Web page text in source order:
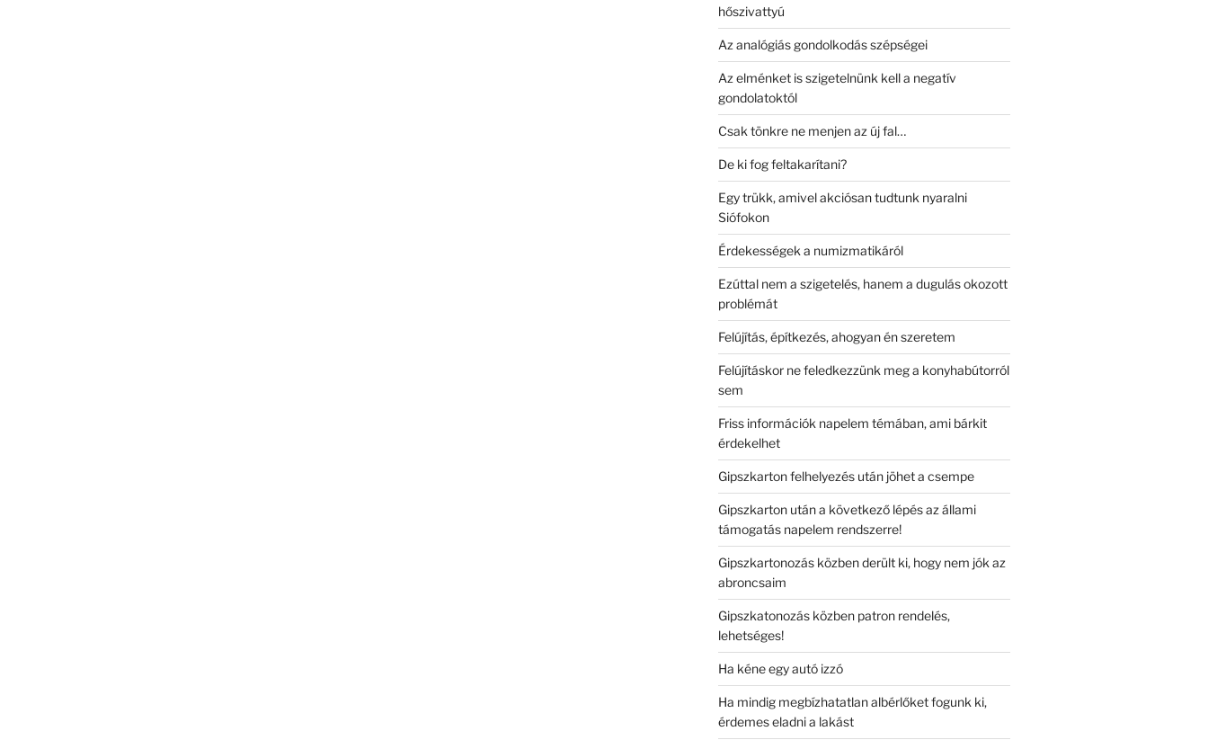
hőszivattyú
Az analógiás gondolkodás szépségei
Az elménket is szigetelnünk kell a negatív
gondolatoktól
Csak tönkre ne menjen az új fal…
De ki fog feltakarítani?
Egy trükk, amivel akciósan tudtunk nyaralni
Siófokon
Érdekességek a numizmatikáról
Ezúttal nem a szigetelés, hanem a dugulás okozott
problémát
Felújítás, építkezés, ahogyan én szeretem
Felújításkor ne feledkezzünk meg a konyhabútorról
sem
Friss információk napelem témában, ami bárkit
érdekelhet
Gipszkarton felhelyezés után jöhet a csempe
Gipszkarton után a következő lépés az állami
támogatás napelem rendszerre!
Gipszkartonozás közben derült ki, hogy nem jók az
abroncsaim
Gipszkatonozás közben patron rendelés,
lehetséges!
Ha kéne egy autó izzó
Ha mindig megbízhatatlan albérlőket fogunk ki,
érdemes eladni a lakást